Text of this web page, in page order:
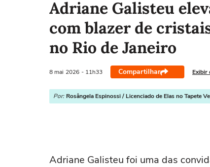
Adriane Galisteu
com blazer de
no Rio de Janeiro
8 mai 2026 - 11h33 Compartilhar Exibir
Por: Rosângela Espinossi / Licenciado de Elas no Tapete
Adriane Galisteu foi uma das